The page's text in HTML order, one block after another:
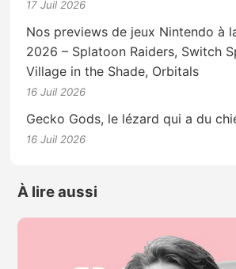
17 Juil 2026
Nos previews de jeux Nintendo à
2026 – Splatoon Raiders, Switch
Village in the Shade, Orbitals
16 Juil 2026
Gecko Gods, le lézard qui a du
16 Juil 2026
À lire aussi